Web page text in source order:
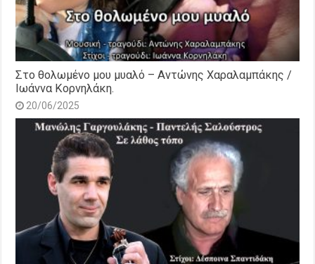
Στο θολωμένο μου μυαλό – Αντώνης Χαραλαμπάκης /
Ιωάννα Κορνηλάκη.
20/06/2025